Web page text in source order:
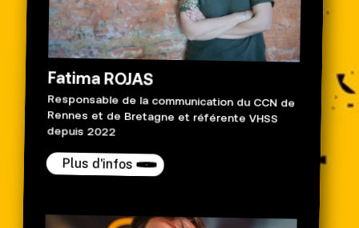
Fatima ROJAS
Responsable de la communication du CCN de
Rennes et de Bretagne et référente VHSS
depuis 2022
Plus d'infos